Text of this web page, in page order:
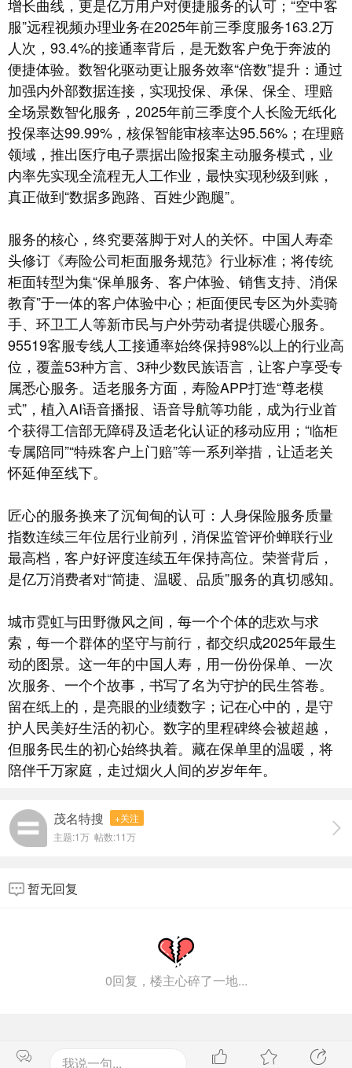
增长曲线，更是亿万用户对便捷服务的认可；“空中客
服”远程视频办理业务在2025年前三季度服务163.2万
人次，93.4%的接通率背后，是无数客户免于奔波的
便捷体验。数智化驱动更让服务效率“倍数”提升：通过
加强内外部数据连接，实现投保、承保、保全、理赔
全场景数智化服务，2025年前三季度个人长险无纸化
投保率达99.99%，核保智能审核率达95.56%；在理赔
领域，推出医疗电子票据出险报案主动服务模式，业
内率先实现全流程无人工作业，最快实现秒级到账，
真正做到“数据多跑路、百姓少跑腿”。
服务的核心，终究要落脚于对人的关怀。中国人寿牵
头修订《寿险公司柜面服务规范》行业标准；将传统
柜面转型为集“保单服务、客户体验、销售支持、消保
教育”于一体的客户体验中心；柜面便民专区为外卖骑
手、环卫工人等新市民与户外劳动者提供暖心服务。
95519客服专线人工接通率始终保持98%以上的行业高
位，覆盖53种方言、3种少数民族语言，让客户享受专
属悉心服务。适老服务方面，寿险APP打造“尊老模
式”，植入AI语音播报、语音导航等功能，成为行业首
个获得工信部无障碍及适老化认证的移动应用；“临柜
专属陪同”“特殊客户上门赔”等一系列举措，让适老关
怀延伸至线下。
匠心的服务换来了沉甸甸的认可：人身保险服务质量
指数连续三年位居行业前列，消保监管评价蝉联行业
最高档，客户好评度连续五年保持高位。荣誉背后，
是亿万消费者对“简捷、温暖、品质”服务的真切感知。
城市霓虹与田野微风之间，每一个个体的悲欢与求
索，每一个群体的坚守与前行，都交织成2025年最生
动的图景。这一年的中国人寿，用一份份保单、一次
次服务、一个个故事，书写了名为守护的民生答卷。
留在纸上的，是亮眼的业绩数字；记在心中的，是守
护人民美好生活的初心。数字的里程碑终会被超越，
但服务民生的初心始终执着。藏在保单里的温暖，将
陪伴千万家庭，走过烟火人间的岁岁年年。
茂名特搜
+关注
主题:1万 帖数:11万
暂无回复
0回复，楼主心碎了一地...
我说一句...